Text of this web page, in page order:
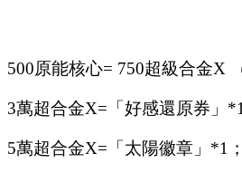
500原能核心= 750超級合金X
3萬超合金X=「好感還原券」
5萬超合金X=「太陽徽章」*1